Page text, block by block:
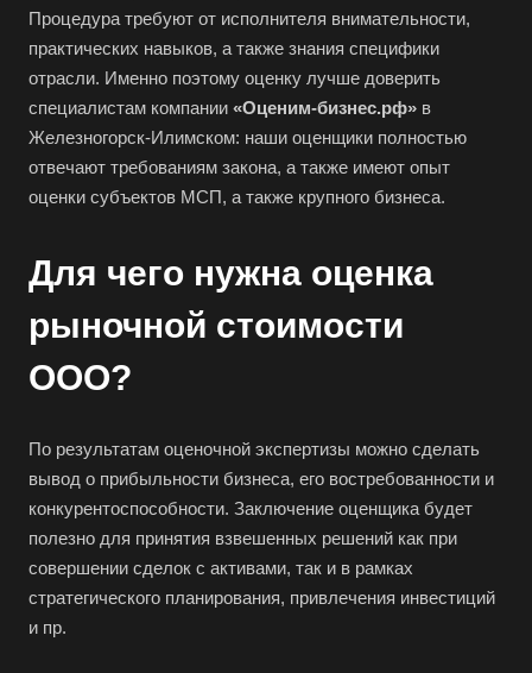
Процедура требуют от исполнителя внимательности,
практических навыков, а также знания специфики
отрасли. Именно поэтому оценку лучше доверить
специалистам компании «Оценим-бизнес.рф» в
Железногорск-Илимском: наши оценщики полностью
отвечают требованиям закона, а также имеют опыт
оценки субъектов МСП, а также крупного бизнеса.
Для чего нужна оценка
рыночной стоимости
ООО?
По результатам оценочной экспертизы можно сделать
вывод о прибыльности бизнеса, его востребованности и
конкурентоспособности. Заключение оценщика будет
полезно для принятия взвешенных решений как при
совершении сделок с активами, так и в рамках
стратегического планирования, привлечения инвестиций
и пр.